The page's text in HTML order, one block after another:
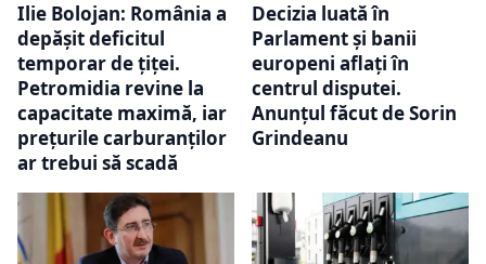
Ilie Bolojan: România a
depășit deficitul
temporar de țiței.
Petromidia revine la
capacitate maximă, iar
prețurile carburanților
ar trebui să scadă
Decizia luată în
Parlament și banii
europeni aflați în
centrul disputei.
Anunțul făcut de Sorin
Grindeanu